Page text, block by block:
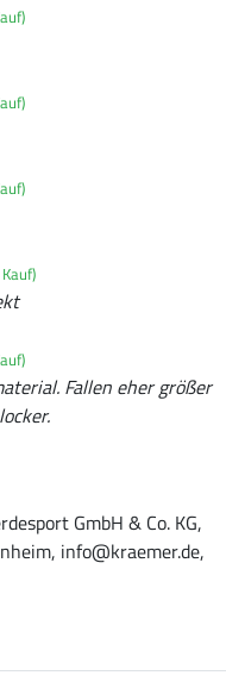
Fallen eher größer
GmbH & Co. KG,
info@kraemer.de,